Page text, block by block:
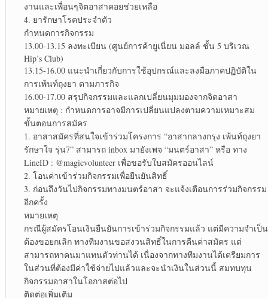
งานและเพื่อนๆจิตอาสาคอยช่วยเหลือ
4. ยารักษาโรคประจำตัว
กำหนดการกิจกรรม
13.00-13.15 ลงทะเบียน (ศูนย์การค้ายูเนี่ยน มอลล์ ชั้น 5 บริเวณ
Hip’s Club)
13.15-16.00 แนะนำเกี่ยวกับการใช้อุปกรณ์และลงมือภาคปฏิบัติใน
การเพ้นท์ถุงยา ตามภารกิจ
16.00-17.00 สรุปกิจกรรมและแลกเปลี่ยนมุมมองจากจิตอาสา
หมายเหตุ : กำหนดการอาจมีการเปลี่ยนแปลงตามความเหมาะสม
ขั้นตอนการสมัคร
1. อาสาสมัครที่สนใจเข้าร่วมโครงการ “อาสากลางกรุง เพ้นท์ถุงยา
รักษาใจ รุ่น7” สามารถ inbox มายังเพจ “มนตร์อาสา” หรือ ทาง
LineID : @magicvolunteer เพื่อขอรับใบสมัครออนไลน์
2. โอนค่าเข้าร่วมกิจกรรมเพื่อยืนยันสิทธิ์
3. ก่อนถึงวันไปกิจกรรมทางมนตร์อาสา จะแจ้งเตือนการร่วมกิจกรรม
อีกครั้ง
หมายเหตุ
กรณีผู้สมัครโอนเงินยืนยันการเข้าร่วมกิจกรรมแล้ว แต่มีความจำเป็น
ต้องขอยกเลิก ทางทีมงานขอสงวนสิทธิ์ในการคืนค่าสมัคร แต่
สามารถหาคนมาแทนตัวท่านได้ เนื่องจากทางทีมงานได้เตรียมการ
ในส่วนที่ต้องมีค่าใช้จ่ายไปแล้วและจะนำเงินในส่วนนี้ สมทบทุน
กิจกรรมอาสาในโอกาสต่อไป
ติดต่อเพิ่มเติม